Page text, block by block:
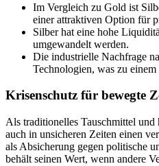
Im Vergleich zu Gold ist
einer attraktiven Option für
Silber hat eine hohe
umgewandelt werden.
Die industrielle Nachfrage
Technologien, was zu
Krisenschutz für bewegte
Als traditionelles Tauschmittel
auch in unsicheren Zeiten einen
als Absicherung gegen politische
behält seinen Wert, wenn andere